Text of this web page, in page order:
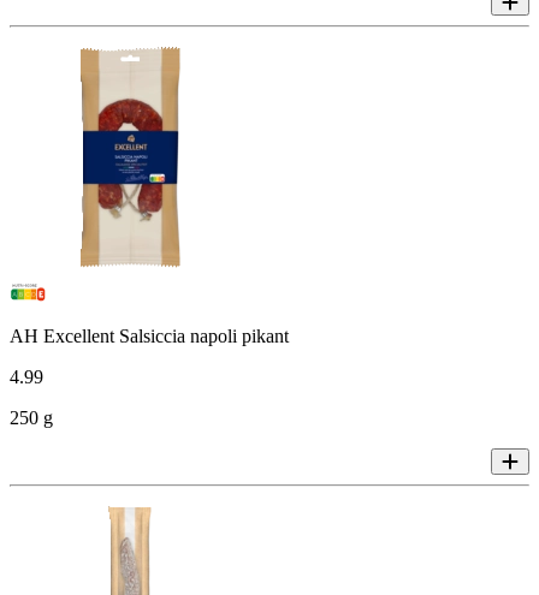
AH Excellent Salsiccia napoli pikant
4.99
250 g